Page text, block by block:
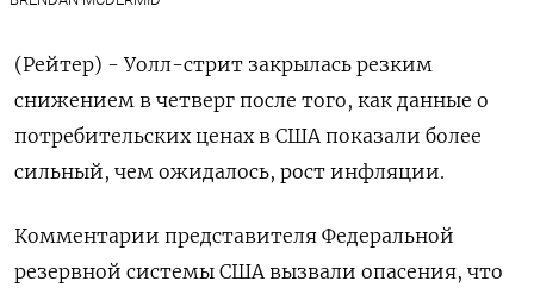
(Рейтер) - Уолл-стрит закрылась резким
снижением в четверг после того, как данные о
потребительских ценах в США показали более
сильный, чем ожидалось, рост инфляции.
Комментарии представителя Федеральной
резервной системы США вызвали опасения, что